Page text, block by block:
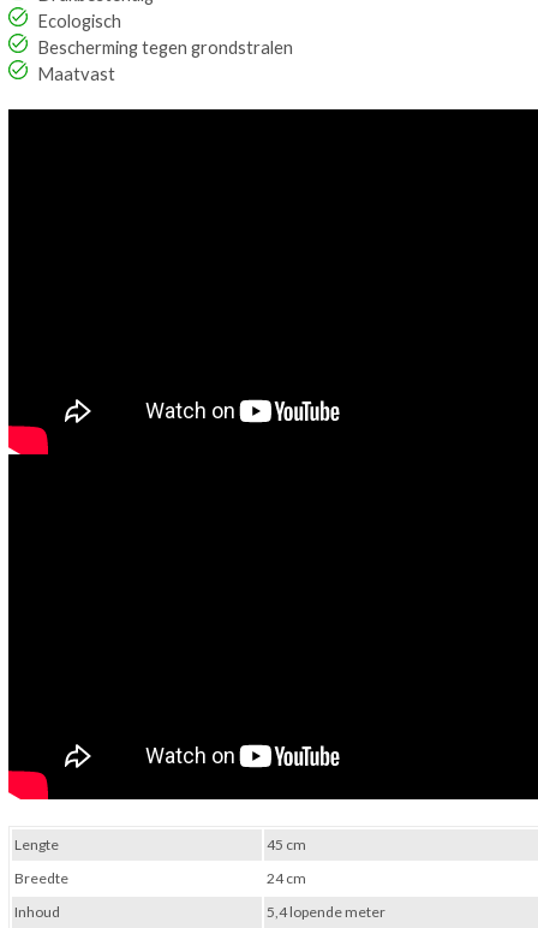
Ecologisch
Bescherming tegen grondstralen
Maatvast
Lengte
45 cm
Breedte
24 cm
Inhoud
5,4 lopende meter